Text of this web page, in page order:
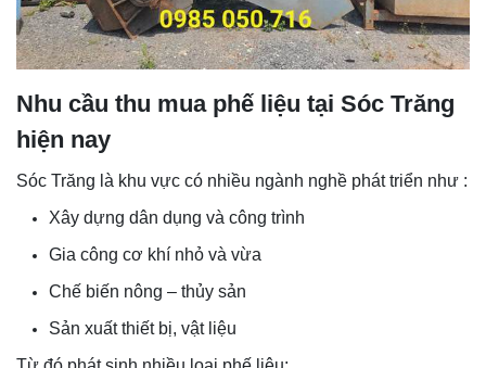
Nhu cầu thu mua phế liệu tại Sóc Trăng
hiện nay
Sóc Trăng là khu vực có nhiều ngành nghề phát triển như :
Xây dựng dân dụng và công trình
Gia công cơ khí nhỏ và vừa
Chế biến nông – thủy sản
Sản xuất thiết bị, vật liệu